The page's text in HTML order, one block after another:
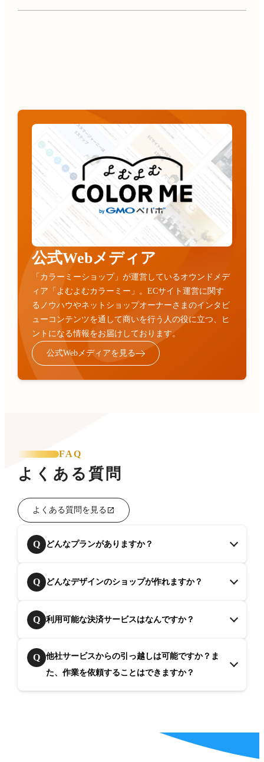
公式Webメディア
「カラーミーショップ」が運営しているオウンドメデ
ィア「よむよむカラーミー」。ECサイト運営に関す
るノウハウやネットショップオーナーさまのインタビ
ューコンテンツを通して商いを行う人の役に立つ、ヒ
ントになる情報をお届けしております。
公式Webメディアを見る
FAQ
よくある質問
よくある質問を見る
Q どんなプランがありますか？
Q どんなデザインのショップが作れますか？
Q 利用可能な決済サービスはなんですか？
Q
他社サービスからの引っ越しは可能ですか？ま
た、作業を依頼することはできますか？